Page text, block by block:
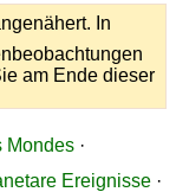
In
am Ende dieser
Mondes ·
Ereignisse ·